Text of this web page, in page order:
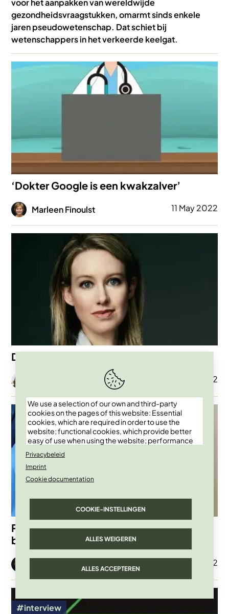
voor het aanpakken van wereldwijde
gezondheidsvraagstukken, omarmt sinds enkele
jaren pseudowetenschap. Dat schiet bij
wetenschappers in het verkeerde keelgat.
Afbeelding
‘Dokter Google is een kwakzalver’
Afbeelding
Marleen Finoulst 11 May 2022
De zaak Theranos en Elizabeth Holmes
Afbeelding 01 Apr 2022
Afbeelding
Pseudotheorieën in ‘s werelds meest
beluisterde podcast
AfbeeldingMarleen Finoulst 01 Apr 2022
interview
We use a selection of our own and third-party
cookies on the pages of this website: Essential
cookies, which are required in order to use the
website; functional cookies, which provide better
easy of use when using the website; performance
data on website use and statistics; and marketing
cookies, which are used to display relevant
content and advertising. If you choose "ACCEPT
revoke your consent for the future at any time
under "Settings".
Privacybeleid
Imprint
Cookie documentation
COOKIE-INSTELLINGEN
ALLES WEIGEREN
ALLES ACCEPTEREN